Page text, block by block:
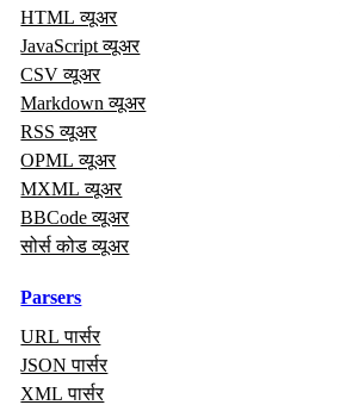
HTML व्यूअर
JavaScript व्यूअर
CSV व्यूअर
Markdown व्यूअर
RSS व्यूअर
OPML व्यूअर
MXML व्यूअर
BBCode व्यूअर
सोर्स कोड व्यूअर
Parsers
URL पार्सर
JSON पार्सर
XML पार्सर